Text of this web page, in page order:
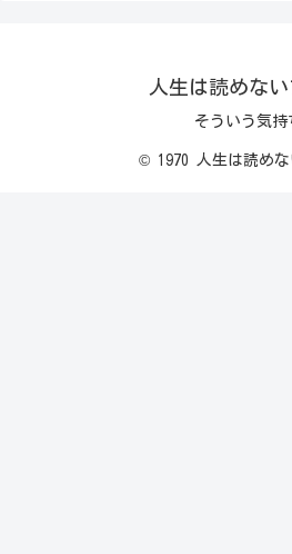
人生は読めな
そういう気持
© 1970 人生は読めな